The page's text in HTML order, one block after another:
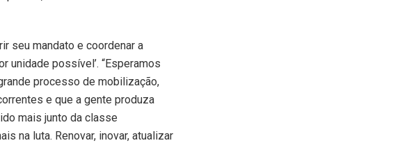
seu mandato e coordenar a
unidade possível’. “Esperamos
processo de mobilização,
e que a gente produza
mais junto da classe
na luta. Renovar, inovar, atualizar